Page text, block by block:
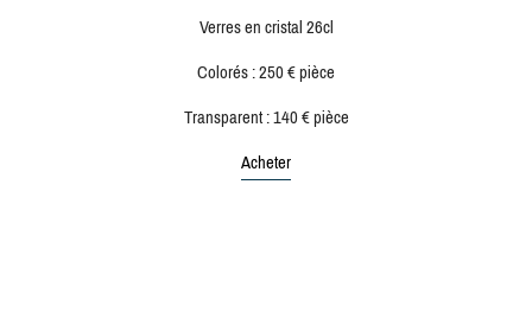
Verres en cristal 26cl
Colorés : 250 € pièce
Transparent : 140 € pièce
Acheter